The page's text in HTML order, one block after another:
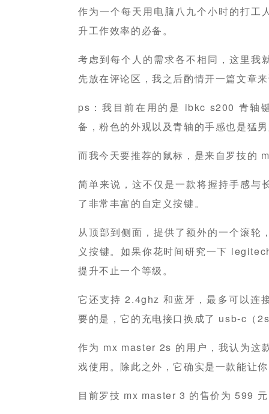
作为一个每天用电脑八九个小时的打工
升工作效率的必备。
考虑到每个人的需求各不相同，这里我
先放在评论区，我之后酌情开一篇文章
ps：我目前在用的是 ibkc s200 青轴
备，粉色的外观以及青轴的手感也是猛
而我今天要推荐的鼠标，是来自罗技的
简单来说，这不仅是一款将握持手感与
了非常丰富的自定义按键。
从顶部到侧面，提供了额外的一个滚轮
义按键。如果你花时间研究一下
提升不止一个等级。
它还支持 2.4ghz 和蓝牙，最多可以连
要的是，它的充电接口换成了 usb-c（
作为 mx master 2s 的用户，我认为这
戏使用。除此之外，它确实是一款能让
目前罗技 mx master 3 的售价为 599